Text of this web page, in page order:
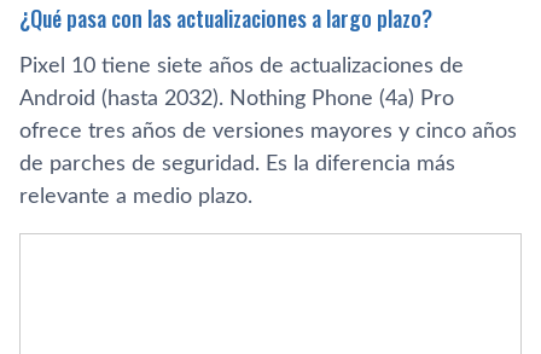
¿Qué pasa con las actualizaciones a largo plazo?
Pixel 10 tiene siete años de actualizaciones de
Android (hasta 2032). Nothing Phone (4a) Pro
ofrece tres años de versiones mayores y cinco años
de parches de seguridad. Es la diferencia más
relevante a medio plazo.